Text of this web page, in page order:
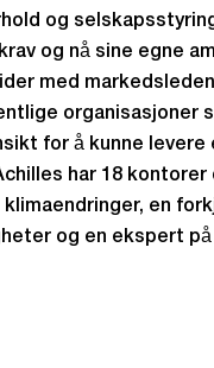
og
og nå sine egne
med
organisasjoner
for å kunne levere
har 18 kontorer
en
og en ekspert på